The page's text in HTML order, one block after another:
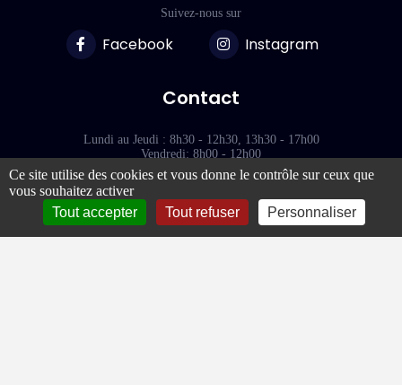
Suivez-nous sur
Facebook Instagram
Contact
Lundi au Jeudi : 8h30 - 12h30, 13h30 - 17h00
Vendredi: 8h00 - 12h00
77000 - VAUX-LE-PÉNIL
Ce site utilise des cookies et vous donne le contrôle sur ceux que
vous souhaitez activer
Tout accepter
Tout refuser Personnaliser